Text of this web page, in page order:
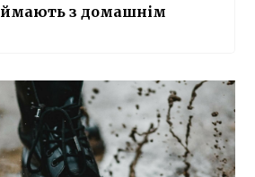
з домашнім